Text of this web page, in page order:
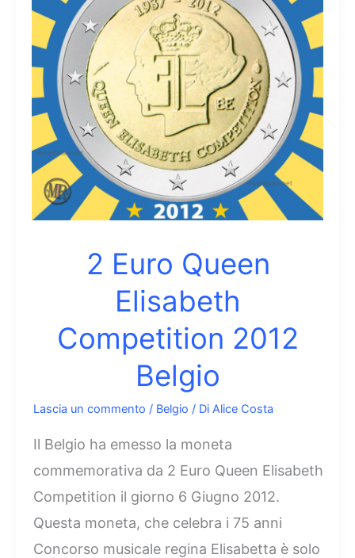
2 Euro Queen
Elisabeth
Competition 2012
Belgio
Lascia un commento / Belgio / Di Alice Costa
Il Belgio ha emesso la moneta
commemorativa da 2 Euro Queen Elisabeth
Competition il giorno 6 Giugno 2012.
Questa moneta, che celebra i 75 anni
Concorso musicale regina Elisabetta è solo